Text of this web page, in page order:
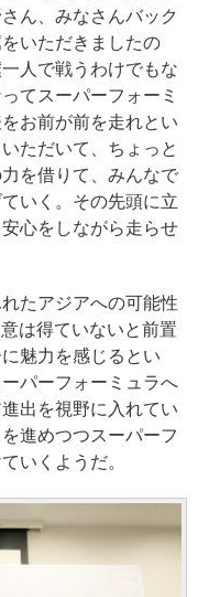
ん、みなさんバック
いただきましたの
人で戦うわけでもな
てスーパーフォーミ
お前が前を走れとい
ただいて、ちょっと
を借りて、みんなで
いく。その先頭に立
心をしながら走らせ
たアジアへの可能性
は得ていないと前置
魅力を感じるとい
パーフォーミュラへ
出を視野に入れてい
進めつつスーパーフ
いくようだ。